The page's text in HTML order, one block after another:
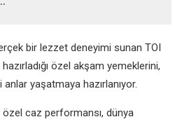
bir lezzet deneyimi sunan TOI
özel akşam yemeklerini,
yaşatmaya hazırlanıyor.
özel caz performansı, dünya